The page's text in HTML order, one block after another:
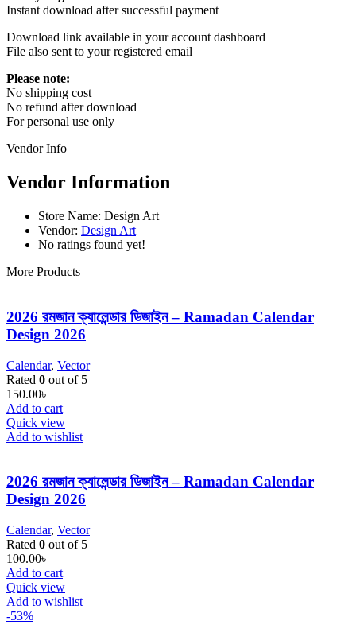
Instant download after successful payment
Download link available in your account dashboard
File also sent to your registered email
Please note:
No shipping cost
No refund after download
For personal use only
Vendor Info
Vendor Information
Store Name: Design Art
Vendor: Design Art
No ratings found yet!
More Products
2026 রমজান ক্যালেন্ডার ডিজাইন – Ramadan Calendar
Design 2026
Calendar, Vector
Rated 0 out of 5
150.00৳
Add to cart
Quick view
Add to wishlist
2026 রমজান ক্যালেন্ডার ডিজাইন – Ramadan Calendar
Design 2026
Calendar, Vector
Rated 0 out of 5
100.00৳
Add to cart
Quick view
Add to wishlist
-53%